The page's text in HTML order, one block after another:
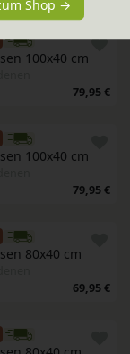
100x40 cm
79,95 €
100x40 cm
79,95 €
80x40 cm
69,95 €
Shop →